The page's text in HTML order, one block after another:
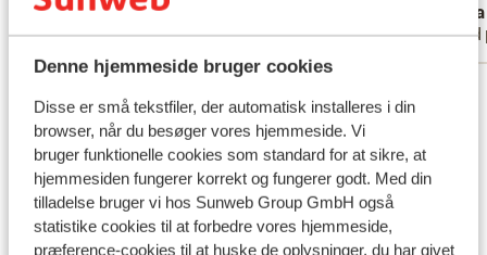
Denne hjemmeside bruger cookies
Disse er små tekstfiler, der automatisk installeres i din
browser, når du besøger vores hjemmeside. Vi
bruger funktionelle cookies som standard for at sikre, at
hjemmesiden fungerer korrekt og fungerer godt. Med din
tilladelse bruger vi hos Sunweb Group GmbH også
statistike cookies til at forbedre vores hjemmeside,
præference-cookies til at huske de oplysninger, du har givet
Anonym
Gruppe
Vera
Lokation